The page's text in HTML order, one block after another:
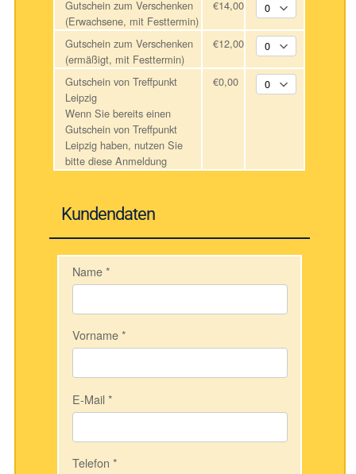
Gutschein zum Verschenken
(Erwachsene, mit Festtermin)
€14,00
Gutschein zum Verschenken
(ermäßigt, mit Festtermin)
€12,00
Gutschein von Treffpunkt
Leipzig
Wenn Sie bereits einen
Gutschein von Treffpunkt
Leipzig haben, nutzen Sie
bitte diese Anmeldung
€0,00
Kundendaten
Name*
Vorname*
E-Mail*
Telefon *